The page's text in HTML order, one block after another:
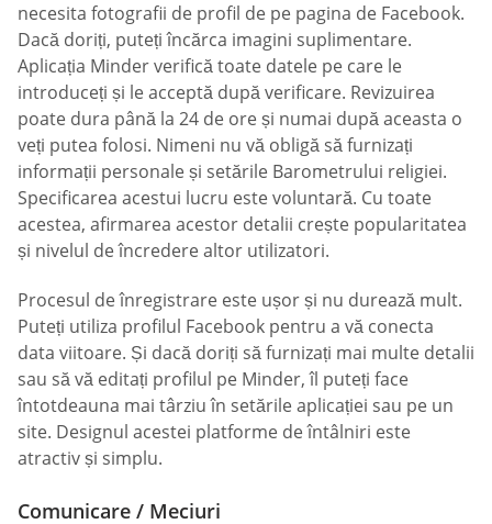
necesita fotografii de profil de pe pagina de Facebook.
Dacă doriți, puteți încărca imagini suplimentare.
Aplicația Minder verifică toate datele pe care le
introduceți și le acceptă după verificare. Revizuirea
poate dura până la 24 de ore și numai după aceasta o
veți putea folosi. Nimeni nu vă obligă să furnizați
informații personale și setările Barometrului religiei.
Specificarea acestui lucru este voluntară. Cu toate
acestea, afirmarea acestor detalii crește popularitatea
și nivelul de încredere altor utilizatori.
Procesul de înregistrare este ușor și nu durează mult.
Puteți utiliza profilul Facebook pentru a vă conecta
data viitoare. Și dacă doriți să furnizați mai multe detalii
sau să vă editați profilul pe Minder, îl puteți face
întotdeauna mai târziu în setările aplicației sau pe un
site. Designul acestei platforme de întâlniri este
atractiv și simplu.
Comunicare / Meciuri